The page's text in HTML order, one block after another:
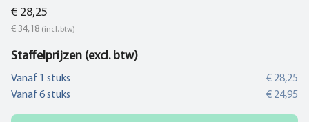
€ 28,25
€ 34,18 (incl. btw)
Staffelprijzen (excl. btw)
Vanaf 1 stuks
€ 28,25
Vanaf 6stuks € 24,95